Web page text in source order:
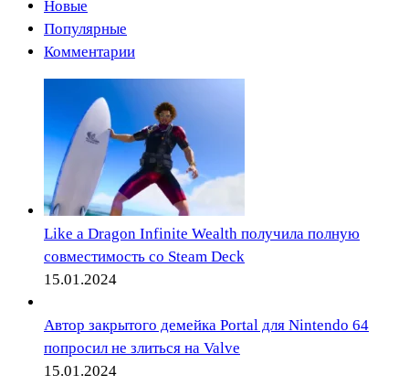
Новые
Популярные
Комментарии
Like a Dragon Infinite Wealth получила полную
совместимость со Steam Deck
15.01.2024
Автор закрытого демейка Portal для Nintendo 64
попросил не злиться на Valve
15.01.2024